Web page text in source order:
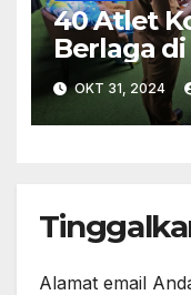
40 Atlet
Berlaga
OKT 31, 2024
Alamat email